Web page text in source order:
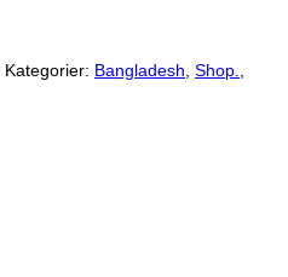
Kategorier: Bangladesh Shop.